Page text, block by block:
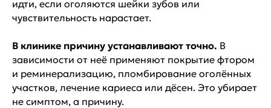
идти, если оголяются шейки зубов или
чувствительность нарастает.
В клинике причину устанавливают точно. В
зависимости от неё применяют покрытие фтором
и реминерализацию, пломбирование оголённых
участков, лечение кариеса или дёсен. Это убирает
не симптом, а причину.